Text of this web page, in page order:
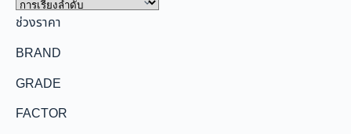
ช่วงราคา
BRAND
GRADE
FACTOR